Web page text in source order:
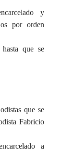
y
por orden
que se
que se
Fabricio
a